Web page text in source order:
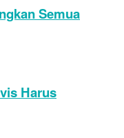
Semua
Harus